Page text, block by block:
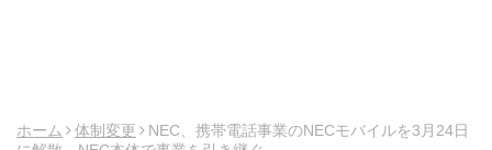
ホーム 体制変更
NEC、携帯電話事業のNECモバイルを3月24日